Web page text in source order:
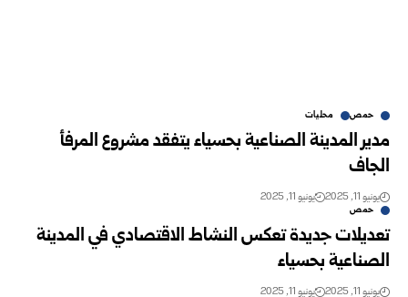
حمص محليات
مدير المدينة الصناعية بحسياء يتفقد مشروع المرفأ
الجاف
يونيو 11, 2025 يونيو 11, 2025
حمص
تعديلات جديدة تعكس النشاط الاقتصادي في المدينة
الصناعية بحسياء
يونيو 11, 2025 يونيو 11, 2025